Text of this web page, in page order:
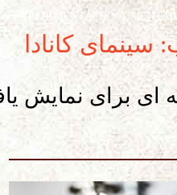
کانادا
ای برای نمایش